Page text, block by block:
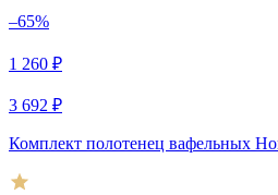
–65%
1 260 ₽
3 692 ₽
Комплект полотенец вафельных